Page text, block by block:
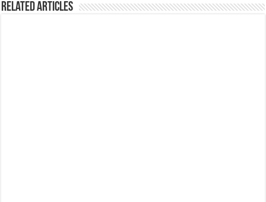
Related Articles